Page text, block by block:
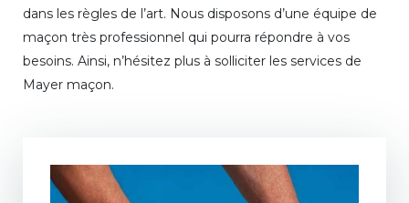
dans les règles de l’art. Nous disposons d’une équipe de
maçon très professionnel qui pourra répondre à vos
besoins. Ainsi, n’hésitez plus à solliciter les services de
Mayer maçon.